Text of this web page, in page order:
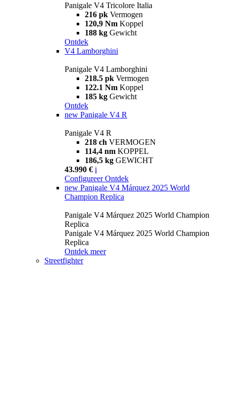
Panigale V4 Tricolore Italia
216 pk Vermogen
120,9 Nm Koppel
188 kg Gewicht
Ontdek
V4 Lamborghini
Panigale V4 Lamborghini
218.5 pk Vermogen
122.1 Nm Koppel
185 kg Gewicht
Ontdek
new Panigale V4 R
Panigale V4 R
218 ch VERMOGEN
114,4 nm KOPPEL
186,5 kg GEWICHT
43.990 € i
Configureer Ontdek
new Panigale V4 Márquez 2025 World
Champion Replica
Panigale V4 Márquez 2025 World Champion
Replica
Panigale V4 Márquez 2025 World Champion
Replica
Ontdek meer
Streetfighter